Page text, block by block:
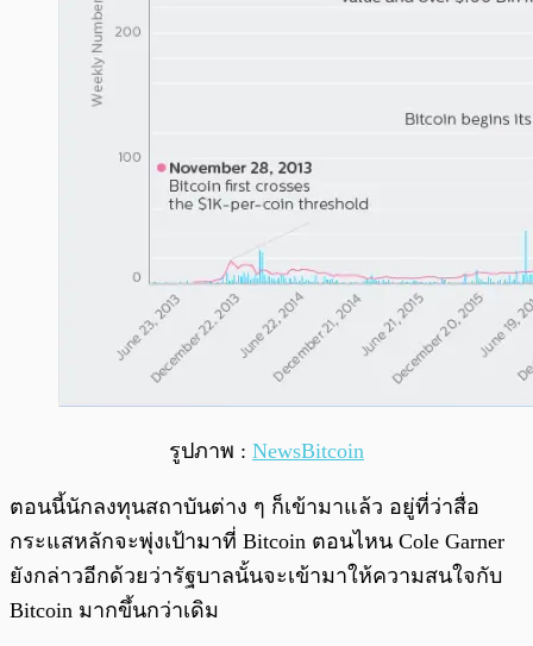
รูปภาพ : NewsBitcoin
ตอนนี้นักลงทุนสถาบันต่าง ๆ ก็เข้ามาแล้ว อยู่ที่ว่าสื่อ
กระแสหลักจะพุ่งเป้ามาที่ Bitcoin ตอนไหน Cole Garner
ยังกล่าวอีกด้วยว่ารัฐบาลนั้นจะเข้ามาให้ความสนใจกับ
Bitcoin มากขึ้นกว่าเดิม